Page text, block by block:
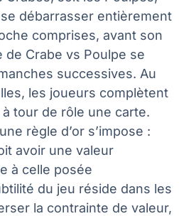
débarrasser entièrement
comprises, avant son
de Crabe vs Poulpe se
successives. Au
les joueurs complètent
tour de rôle une carte.
règle d’or s’impose :
avoir une valeur
à celle posée
du jeu réside dans les
la contrainte de valeur,